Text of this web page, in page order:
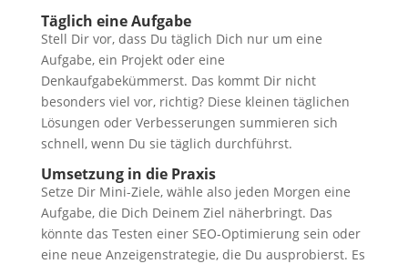
Täglich eine Aufgabe
Stell Dir vor, dass Du täglich Dich nur um eine
Aufgabe, ein Projekt oder eine
Denkaufgabekümmerst. Das kommt Dir nicht
besonders viel vor, richtig? Diese kleinen täglichen
Lösungen oder Verbesserungen summieren sich
schnell, wenn Du sie täglich durchführst.
Umsetzung in die Praxis
Setze Dir Mini-Ziele, wähle also jeden Morgen eine
Aufgabe, die Dich Deinem Ziel näherbringt. Das
könnte das Testen einer SEO-Optimierung sein oder
eine neue Anzeigenstrategie, die Du ausprobierst. Es